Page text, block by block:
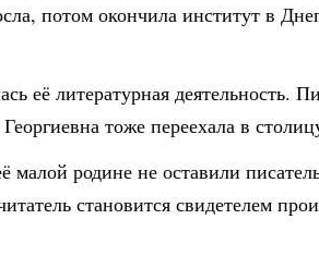
потом окончила институт в
её литературная деятельность.
тоже переехала в
малой родине не оставили
становится свидетелем